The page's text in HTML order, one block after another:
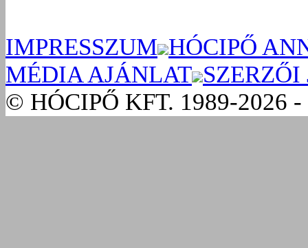
IMPRESSZUM HÓCIPŐ
MÉDIA AJÁNLAT SZERZŐI
© HÓCIPŐ KFT. 1989-2026